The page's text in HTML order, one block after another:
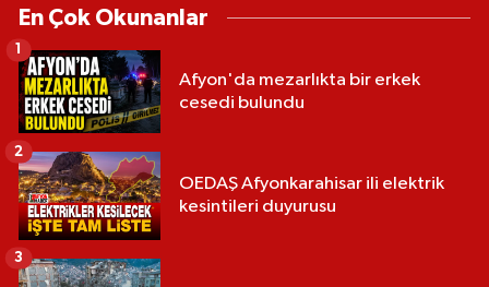
En Çok Okunanlar
Afyon'da mezarlıkta bir erkek
cesedi bulundu
1
OEDAŞ Afyonkarahisar ili elektrik
kesintileri duyurusu
2
3